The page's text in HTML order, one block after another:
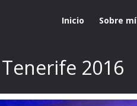
Inicio Sobre mí
2016